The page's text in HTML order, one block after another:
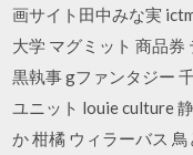
画サイト田中みな実
大学 マグミット 商品券
黒執事 gファンタジー
ユニット louie culture
か 柑橘 ウィラーバス